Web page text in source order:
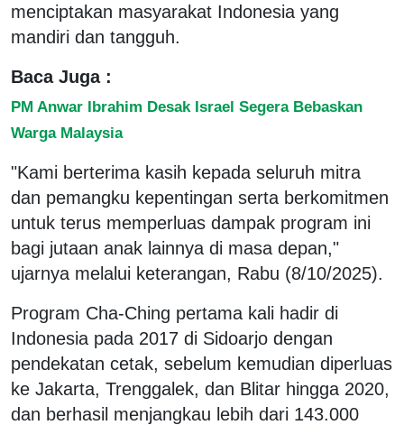
menciptakan masyarakat Indonesia yang
mandiri dan tangguh.
Baca Juga :
PM Anwar Ibrahim Desak Israel Segera Bebaskan
Warga Malaysia
"Kami berterima kasih kepada seluruh mitra
dan pemangku kepentingan serta berkomitmen
untuk terus memperluas dampak program ini
bagi jutaan anak lainnya di masa depan,"
ujarnya melalui keterangan, Rabu (8/10/2025).
Program Cha-Ching pertama kali hadir di
Indonesia pada 2017 di Sidoarjo dengan
pendekatan cetak, sebelum kemudian diperluas
ke Jakarta, Trenggalek, dan Blitar hingga 2020,
dan berhasil menjangkau lebih dari 143.000